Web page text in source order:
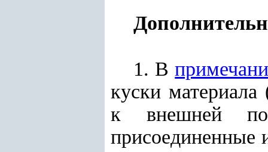
1. В
куски
к внешней
присоединенные